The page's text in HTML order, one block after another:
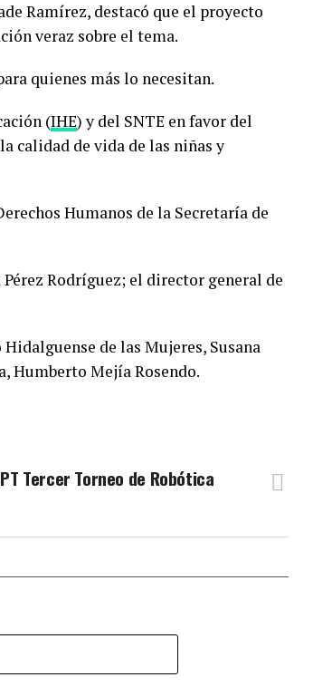
Ramírez, destacó que el proyecto
veraz sobre el tema.
quienes más lo necesitan.
(IHE) y del SNTE en favor del
calidad de vida de las niñas y
Humanos de la Secretaría de
Rodríguez; el director general de
de las Mujeres, Susana
Humberto Mejía Rosendo.
Tercer Torneo de Robótica